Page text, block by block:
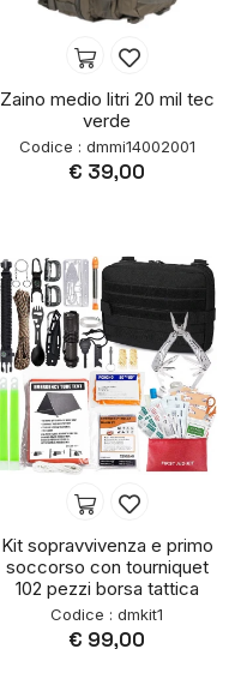
Zaino medio litri 20 mil tec
verde
Codice : dmmi14002001
€ 39,00
Kit sopravvivenza e primo
soccorso con tourniquet
102 pezzi borsa tattica
Codice : dmkit1
€ 99,00